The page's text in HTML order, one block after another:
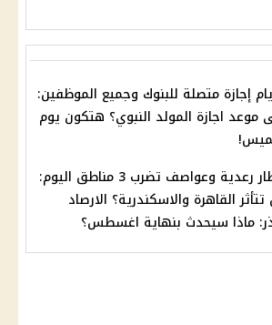
ايام إجازة متصلة للبنوك وجميع الموظفين:
موعد اجازة المولد النبوي؟ هتكون يوم
امطار رعدية وعواصف تضرب 3 مناطق اليوم:
القاهرة والاسكندرية؟ الارصاد
ماذا سيحدث بنهاية اغسطس؟